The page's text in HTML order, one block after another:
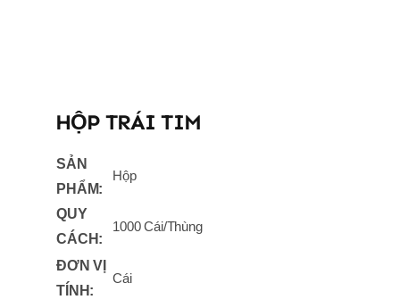
HỘP TRÁI TIM
SẢN
PHẨM:
QUY
CÁCH:
Hộp
1000 Cái/Thùng
ĐƠN VỊ
TÍNH:
Cái